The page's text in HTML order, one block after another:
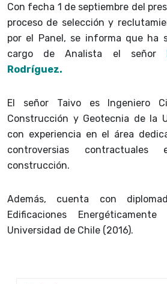
Con fecha 1 de septiembre del
proceso de selección y
por el Panel, se informa que ha
cargo de Analista el señor
Rodríguez.
El señor Taivo es Ingeniero
Construcción y Geotecnia de la
con experiencia en el área
controversias
construcción.
Además, cuenta con
Edificaciones
Universidad de Chile (2016).